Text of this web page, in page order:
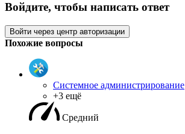
Войдите, чтобы написать ответ
Войти через центр авторизации
Похожие вопросы
Системное администрирование
+3 ещё
Средний